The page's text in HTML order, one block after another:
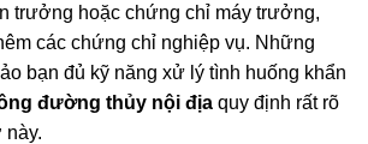
trưởng hoặc chứng chỉ máy trưởng,
các chứng chỉ nghiệp vụ. Những
bạn đủ kỹ năng xử lý tình huống khẩn
đường thủy nội địa quy định rất rõ
này.